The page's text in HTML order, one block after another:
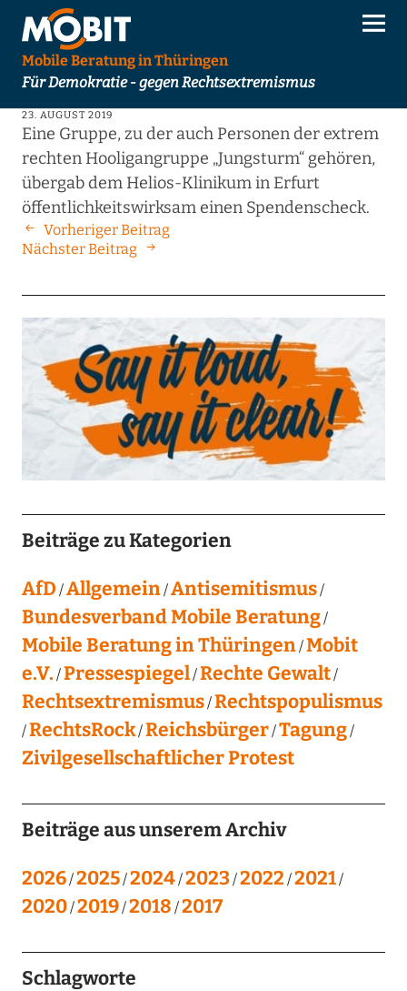
Mobile Beratung in Thüringen
Für Demokratie - gegen Rechtsextremismus
23. AUGUST 2019
Eine Gruppe, zu der auch Personen der extrem
rechten Hooligangruppe „Jungsturm“ gehören,
übergab dem Helios-Klinikum in Erfurt
öffentlichkeitswirksam einen Spendenscheck.
Vorheriger Beitrag
Nächster Beitrag
Beiträge zu Kategorien
AfD Allgemein Antisemitismus
Bundesverband Mobile Beratung
Mobile Beratung in Thüringen Mobit
e.V. Pressespiegel Rechte Gewalt
Rechtsextremismus Rechtspopulismus
RechtsRock Reichsbürger Tagung
Zivilgesellschaftlicher Protest
Beiträge aus unserem Archiv
2026 2025 2024 2023 2022 2021
2020 2019 2018 2017
Schlagworte